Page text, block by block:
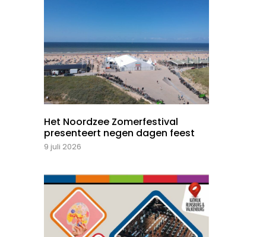
Het Noordzee Zomerfestival
presenteert negen dagen feest
9 juli 2026